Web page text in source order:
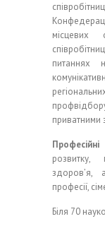
місцевих
питаннях
приватними
Професійні
розвитку,
здоров’я,
професії,
Біля 70